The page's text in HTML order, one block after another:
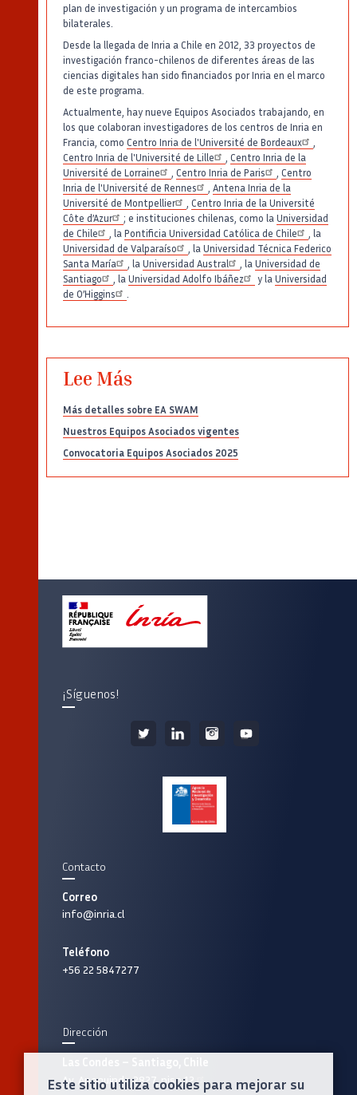
plan de investigación y un programa de intercambios
bilaterales.
Desde la llegada de Inria a Chile en 2012, 33 proyectos de
investigación franco-chilenos de diferentes áreas de las
ciencias digitales han sido financiados por Inria en el marco
de este programa.
Actualmente, hay nueve Equipos Asociados trabajando, en
los que colaboran investigadores de los centros de Inria en
Francia, como Centro Inria de l'Université de Bordeaux
Centro Inria de l'Université de Lille
Centro Inria de la
Université de Lorraine
Centro Inria de Paris
Centro
Inria de l'Université de Rennes
Antena Inria de la
Université de Montpellier
Centro Inria de la Université
Côte d’Azur
; e instituciones chilenas, como la Universidad
de Chile
, la Pontificia Universidad Católica de Chile
, la
Universidad de Valparaíso
, la Universidad Técnica Federico
Santa María
, la Universidad Austral , la Universidad de
Santiago
, la Universidad Adolfo Ibáñez y la Universidad
de O’Higgins
Lee Más
Más detalles sobre EA SWAM
Nuestros Equipos Asociados vigentes
Convocatoria Equipos Asociados 2025
¡Síguenos!
Contacto
Correo
info@inria.cl
Teléfono
+56 22 5847277
Dirección
Av. Apoquindo 2827, piso 12
Este sitio utiliza cookies para mejorar su